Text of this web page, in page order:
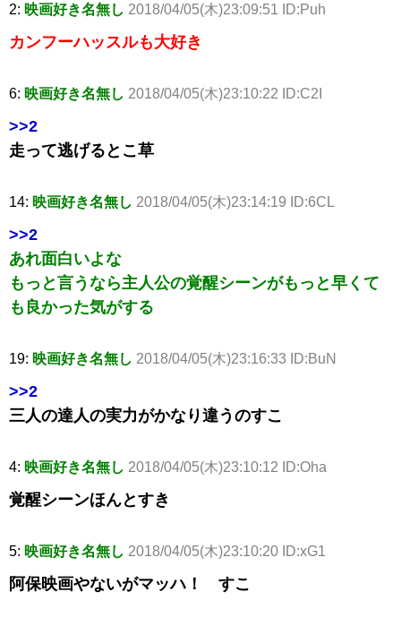
2: 映画好き名無し 2018/04/05(木)23:09:51 ID:Puh
カンフーハッスルも大好き
6: 映画好き名無し 2018/04/05(木)23:10:22 ID:C2I
>>2
走って逃げるとこ草
14: 映画好き名無し 2018/04/05(木)23:14:19 ID:6CL
>>2
あれ面白いよな
もっと言うなら主人公の覚醒シーンがもっと早くて
も良かった気がする
19: 映画好き名無し 2018/04/05(木)23:16:33 ID:BuN
>>2
三人の達人の実力がかなり違うのすこ
4: 映画好き名無し 2018/04/05(木)23:10:12 ID:Oha
覚醒シーンほんとすき
5: 映画好き名無し 2018/04/05(木)23:10:20 ID:xG1
阿保映画やないがマッハ！ すこ